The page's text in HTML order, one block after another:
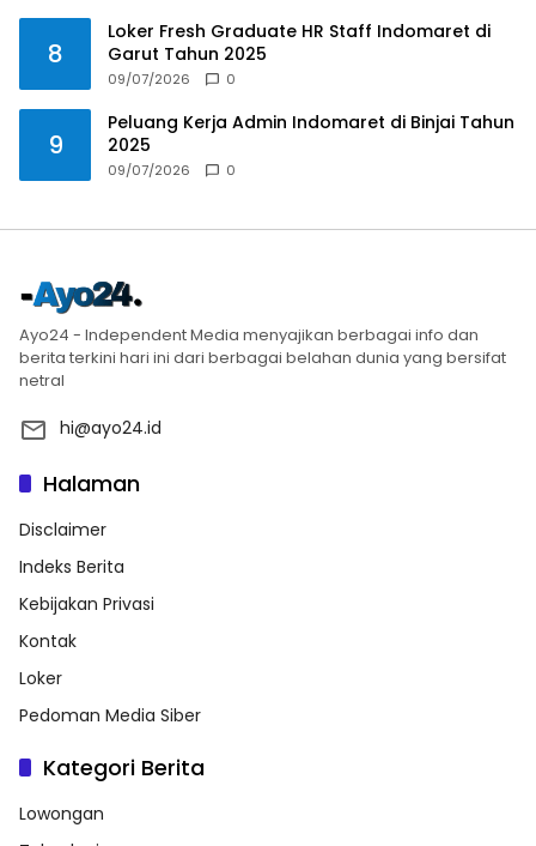
8
Loker Fresh Graduate HR Staff Indomaret di
Garut Tahun 2025
09/07/2026 0
9
Peluang Kerja Admin Indomaret di Binjai Tahun
2025
09/07/2026 0
Ayo24 - Independent Media menyajikan berbagai info dan
berita terkini hari ini dari berbagai belahan dunia yang bersifat
netral
hi@ayo24.id
Halaman
Disclaimer
Indeks Berita
Kebijakan Privasi
Kontak
Loker
Pedoman Media Siber
Kategori Berita
Lowongan